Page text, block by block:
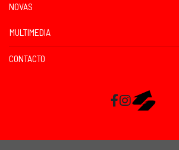
NOVAS
MULTIMEDIA
CONTACTO
Facebook
InstagramRaceMapp